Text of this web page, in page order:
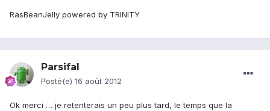
RasBeanJelly powered by TRINITY
Parsifal
Posté(e) 16 août 2012
Ok merci … je retenterais un peu plus tard, le temps que la